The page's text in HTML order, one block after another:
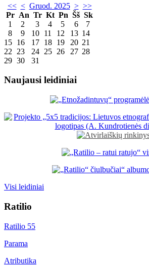
<< < Gruod. 2025 > >>
Pr An Tr Kt Pn Šš Sk
1
2 3 4 5 6
7
8
9 10 11 12 13 14
15 16 17 18 19 20 21
22
23 24 25 26 27 28
29 30 31
Naujausi leidiniai
Visi leidiniai
Ratilio
Ratilio 55
Parama
Atributika